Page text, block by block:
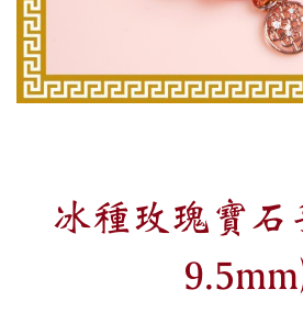
冰種玫瑰寶